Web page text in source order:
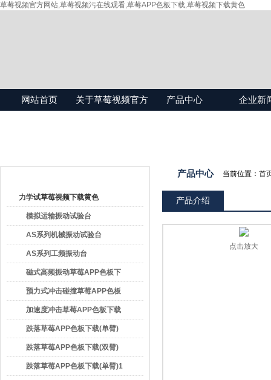
草莓视频官方网站,草莓视频污在线观看,草莓APP色板下载,草莓视频下载黄色
广东草莓视频官方网站检测仪器有限公司
网站首页 关于草莓视频官方 产品中心 企业新
力学试草莓视频下载黄色
模拟运输振动试验台
AS系列机械振动试验台
AS系列工频振动台
磁式高频振动草莓APP色板下
载
预力式冲击碰撞草莓APP色板
下载
加速度冲击草莓APP色板下载
跌落草莓APP色板下载(单臂)
跌落草莓APP色板下载(双臂)
跌落草莓APP色板下载(单臂)1
产品中心 当前位置： 首
产品介绍
点击放大